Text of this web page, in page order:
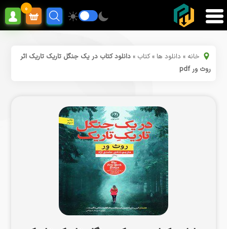
0
خانه » دانلود ها »کتاب »دانلود کتاب در یک جنگل تاریک تاریک اثر
روث ور pdf